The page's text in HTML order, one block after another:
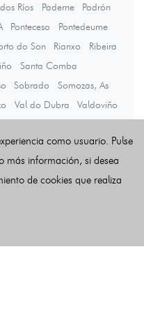
Ríos Paderne
Padrón
Ponteceso
Pontedeume
do Son Rianxo
Ribeira
Santa Comba
Sobrado
Somozas, As
Val do Dubra
Valdoviño
Últimas noticias
como usuario. Pulse
más información, si desea
de cookies que realiza